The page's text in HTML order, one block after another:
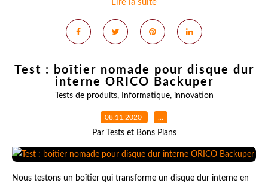
Lire la suite
Test : boîtier nomade pour disque dur
interne ORICO Backuper
Tests de produits, Informatique, innovation
08.11.2020 …
Par Tests et Bons Plans
Nous testons un boîtier qui transforme un disque dur interne en